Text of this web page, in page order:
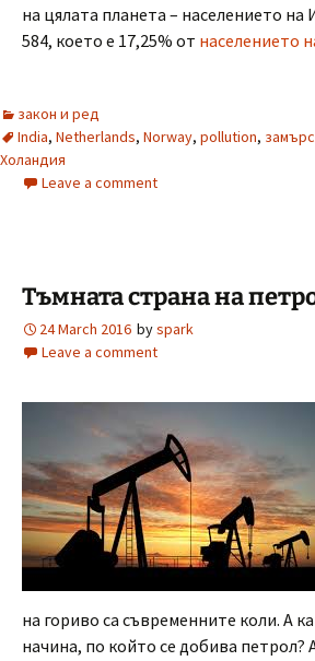
на цялата планета – населението на
584, което е 17,25% от населението
закон и ред
India, Netherlands, Norway, pollution,
Холандия
Leave a comment
Тъмната страна на
24 March 2016 byspark
Leave a comment
на гориво са съвременните коли. А
начина, по който се добива петрол?